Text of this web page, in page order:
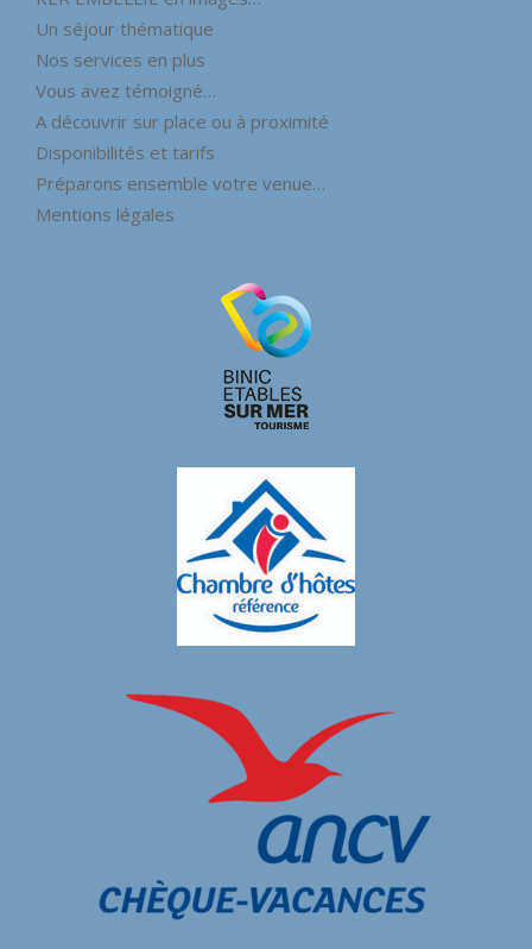
Un séjour thématique
Nos services en plus
Vous avez témoigné…
A découvrir sur place ou à proximité
Disponibilités et tarifs
Préparons ensemble votre venue…
Mentions légales